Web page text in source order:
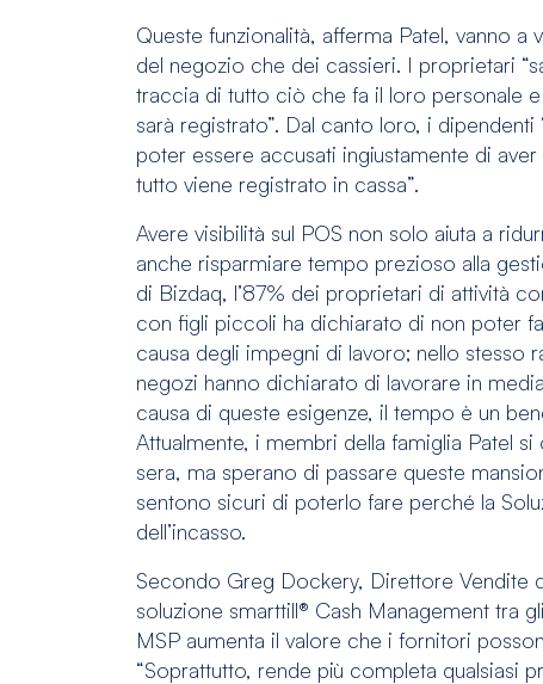
Queste funzionalità, afferma Patel, vanno a
del negozio che dei cassieri. I proprietari
traccia di tutto ciò che fa il loro personale
sarà registrato”. Dal canto loro, i
poter essere accusati ingiustamente di
tutto viene registrato in cassa”.
Avere visibilità sul POS non solo aiuta a
anche risparmiare tempo prezioso alla
di Bizdaq, l’87% dei proprietari di attività
con figli piccoli ha dichiarato di non poter
causa degli impegni di lavoro; nello stesso
negozi hanno dichiarato di lavorare in
causa di queste esigenze, il tempo è un
Attualmente, i membri della famiglia Patel
sera, ma sperano di passare queste
sentono sicuri di poterlo fare perché la
dell’incasso.
Secondo Greg Dockery, Direttore Vendite
soluzione smarttill® Cash Management tra
MSP aumenta il valore che i fornitori
“Soprattutto, rende più completa qualsiasi